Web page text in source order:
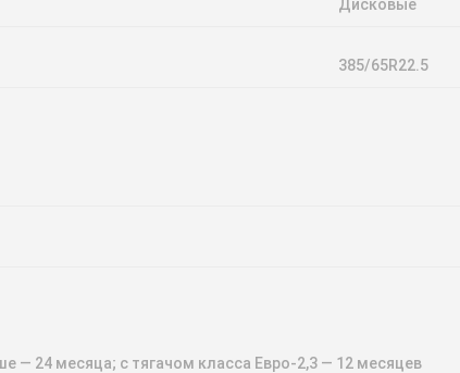
Дисковые
385/65R22.5
— 24 месяца; с тягачом класса Евро-2,3 — 12 месяцев